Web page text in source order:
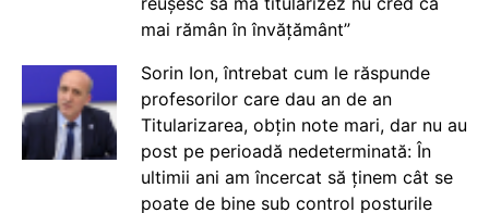
mai rămân în învățământ”
Sorin Ion, întrebat cum le răspunde
profesorilor care dau an de an
Titularizarea, obțin note mari, dar nu au
post pe perioadă nedeterminată: În
ultimii ani am încercat să ținem cât se
poate de bine sub control posturile